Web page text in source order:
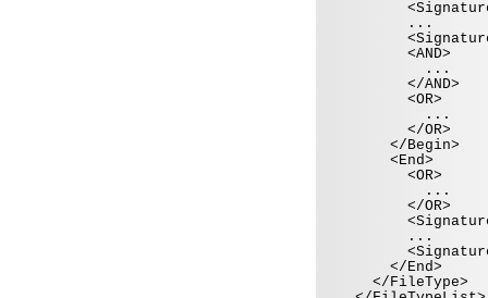
<Signature
...
<Signature
<AND>
...
</AND>
<OR>
...
</OR>
</Begin>
<End>
<OR>
...
</OR>
<Signature
...
<Signature
</End>
</FileType>